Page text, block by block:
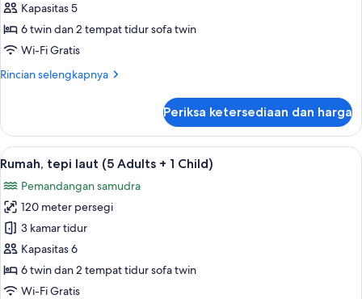
tepi
laut
(4
+
Kapasitas 5
6 twin dan 2 tempat tidur sofa twin
Wi-Fi Gratis
Rincian selengkapnya
Rincian
Rumah,
tepi
laut
Adults
+
Child)
Periksa ketersediaan dan harga
Lihat
semua
foto
untuk
Rumah,
tepi
laut
(5
13
Rumah, tepi laut (5 Adults + 1 Child)
Pemandangan samudra
120 meter persegi
3 kamar tidur
Kapasitas 6
6 twin dan 2 tempat tidur sofa twin
Wi-Fi Gratis